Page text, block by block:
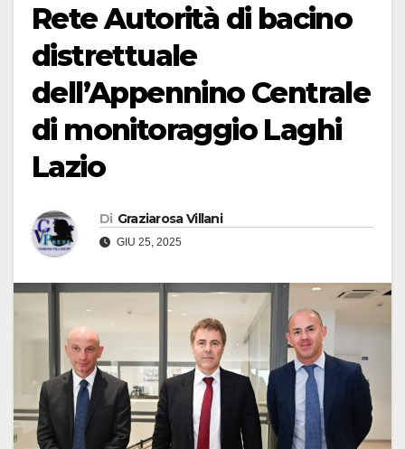
Rete Autorità di bacino
distrettuale
dell’Appennino Centrale
di monitoraggio Laghi
Lazio
Di Graziarosa Villani
GIU 25, 2025